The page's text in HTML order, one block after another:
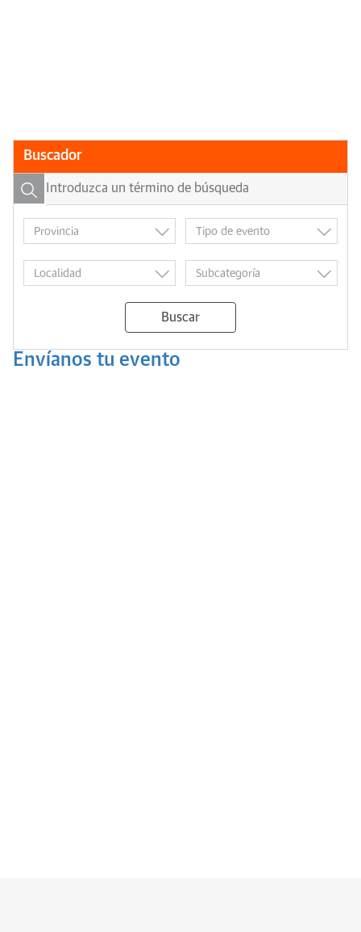
Buscador
Buscar
Envíanos tu evento